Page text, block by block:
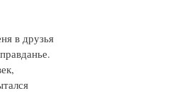
в друзья